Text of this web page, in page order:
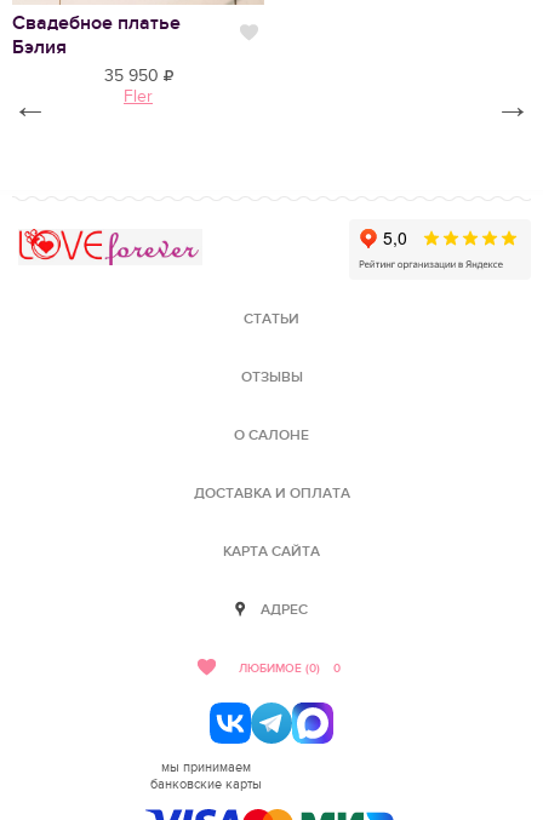
Свадебное платье
Бэлия
35 950
Fler
← →
СТАТЬИ
ОТЗЫВЫ
О САЛОНЕ
ДОСТАВКА И ОПЛАТА
КАРТА САЙТА
АДРЕС
ЛЮБИМОЕ (0) 0
мы принимаем
банковские карты